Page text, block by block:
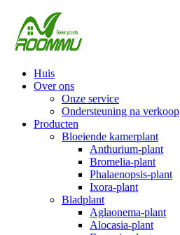
Huis
Over ons
Onze service
Ondersteuning na verkoop
Producten
Bloeiende kamerplant
Anthurium-plant
Bromelia-plant
Phalaenopsis-plant
Ixora-plant
Bladplant
Aglaonema-plant
Alocasia-plant